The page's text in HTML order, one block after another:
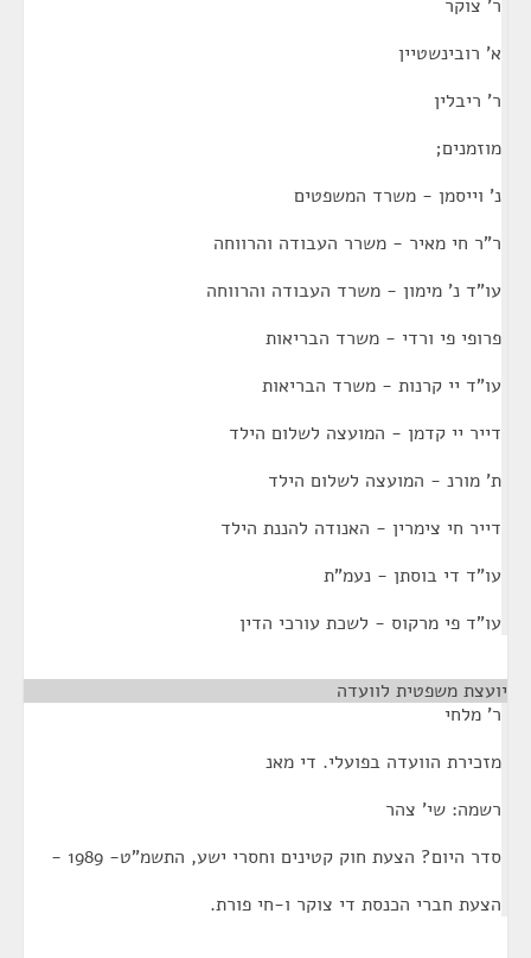
ר' צוקר
א' רובינשטיין
ר' ריבלין
מוזמנים;
נ' וייסמן - משרד המשפטים
ר"ר חי מאיר - משרר העבודה והרווחה
עו"ד נ' מימון - משרד העבודה והרווחה
פרופי פי ורדי - משרד הבריאות
עו"ד יי קרנות - משרד הבריאות
דייר יי קדמן - המועצה לשלום הילד
ת' מורנ - המועצה לשלום הילד
דייר חי צימרין - האנודה להננת הילד
עו"ד די בוסתן - נעמ"ת
עו"ד פי מרקוס - לשכת עורכי הדין
יועצת משפטית לוועדה
ר' מלחי
מזכירת הוועדה בפועלי. די מאנ
רשמה: שי' צהר
סדר היום? הצעת חוק קטינים וחסרי ישע, התשמ"ט- 1989 -
הצעת חברי הכנסת די צוקר ו-חי פורת.